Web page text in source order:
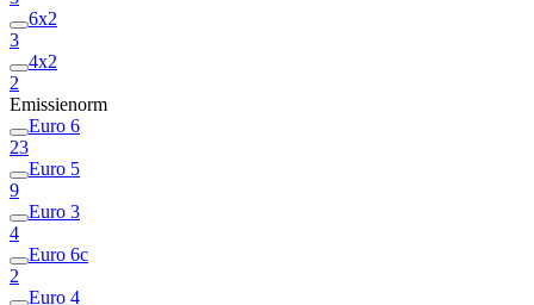
6x2
3
4x2
2
Emissienorm
Euro 6
23
Euro 5
9
Euro 3
4
Euro 6c
2
Euro 4